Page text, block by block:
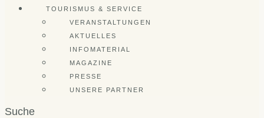
TOURISMUS & SERVICE
VERANSTALTUNGEN
AKTUELLES
INFOMATERIAL
MAGAZINE
PRESSE
UNSERE PARTNER
Suche